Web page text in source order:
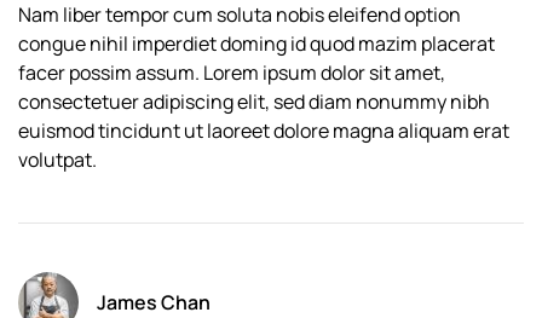
Nam liber tempor cum soluta nobis eleifend option
congue nihil imperdiet doming id quod mazim placerat
facer possim assum. Lorem ipsum dolor sit amet,
consectetuer adipiscing elit, sed diam nonummy nibh
euismod tincidunt ut laoreet dolore magna aliquam erat
volutpat.
James Chan